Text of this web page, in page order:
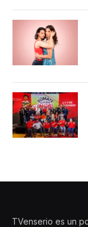
TVenserio es un